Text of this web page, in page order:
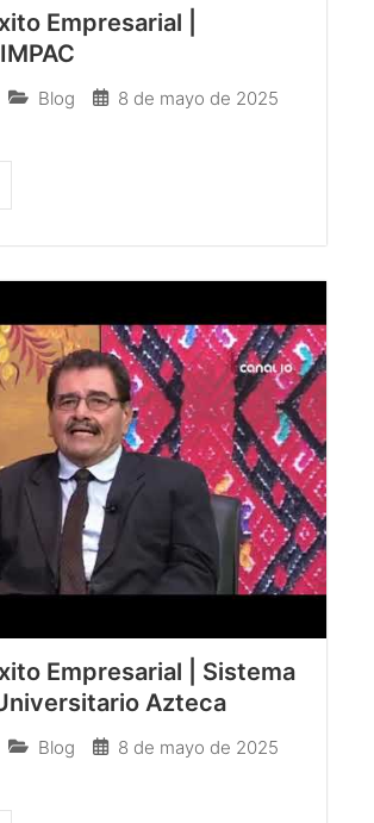
Empresarial |
Blog 8 de mayo de 2025
Empresarial | Sistema
Azteca
Blog 8 de mayo de 2025